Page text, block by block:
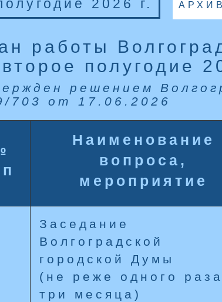
2026 г. АРХИВ
работы
полугодие
решением
703 от 17.06.2026
Наименование
вопроса,
мероприятие
Заседание
Волгоградской
городской Думы
(не реже одного
три месяца)